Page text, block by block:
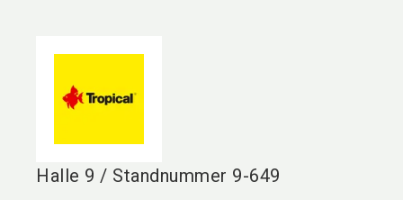
Halle 9 / Standnummer 9-649